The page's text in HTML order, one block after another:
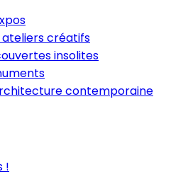
créatifs
insolites
contemporaine
!